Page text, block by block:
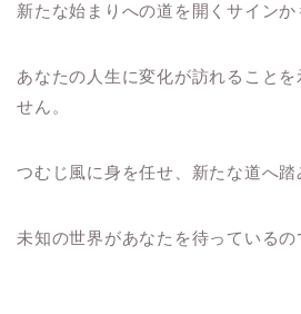
新たな始まりへの道を開くサインか
あなたの人生に変化が訪れること
せん。
つむじ風に身を任せ、新たな道へ踏
未知の世界があなたを待っているの